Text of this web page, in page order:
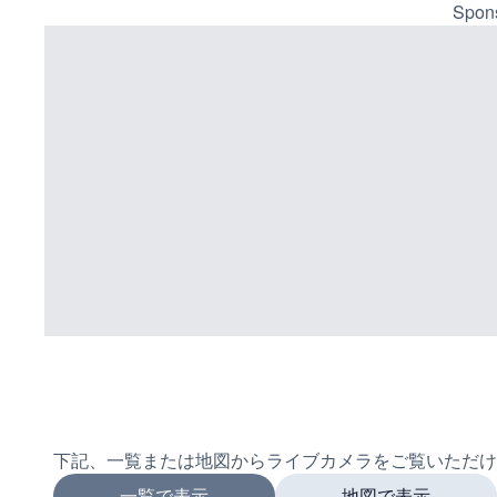
下記、一覧または地図からライブカメラをご覧いただけ